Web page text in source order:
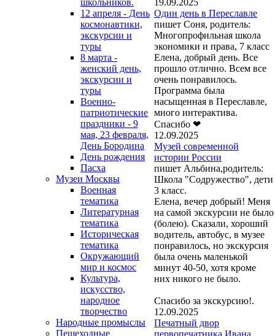
школьников.
12 апреля - День
космонавтики,
экскурсии и
туры
8 марта -
женский день,
экскурсии и
туры
Военно-
патриотические
праздники - 9
мая, 23 февраля,
День Бородина
День рождения
Пасха
Музеи Москвы
Военная
тематика
Литературная
тематика
Историческая
тематика
Окружающий
мир и космос
Культура,
искусство,
народное
творчество
Народные промыслы
Пешеходные
Один день в Переславле
пишет Соня, родитель:
Многопрофильная школа
экономики и права, 7 класс
Елена, добрый день. Все
прошло отлично. Всем все
очень понравилось.
Программа была
насыщенная в Переславле,
много интерактива.
Спасибо ❤
12.09.2025
Музей современной
истории России
пишет Альбина,родитель:
Школа "Содружество", дети
3 класс.
Елена, вечер добрый! Меня
на самой экскурсии не было
(болею). Сказали, хороший
водитель, автобус, в музее
понравилось, но экскурсия
была очень маленькой
минут 40-50, хотя кроме
них никого не было.
Спасибо за экскурсию!.
12.09.2025
Печатный двор
первопечатника Ивана